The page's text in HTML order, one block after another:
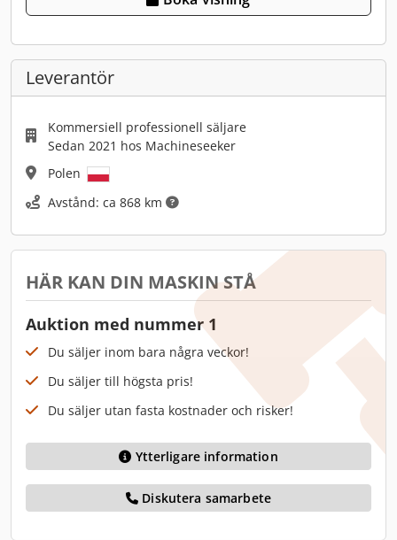
Leverantör
Kommersiell professionell säljare
Sedan 2021 hos Machineseeker
Polen
Avstånd: ca 868 km
HÄR KAN DIN MASKIN STÅ
Auktion med nummer 1
Du säljer inom bara några veckor!
Du säljer till högsta pris!
Du säljer utan fasta kostnader och risker!
Ytterligare information
Diskutera samarbete